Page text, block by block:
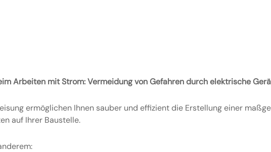
Arbeiten mit Strom: Vermeidung von Gefahren durch elektrische
ermöglichen Ihnen sauber und effizient die Erstellung einer
auf Ihrer Baustelle.